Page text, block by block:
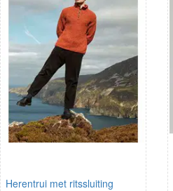
Herentrui met ritssluiting